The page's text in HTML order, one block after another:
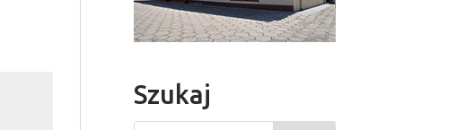
Szukaj